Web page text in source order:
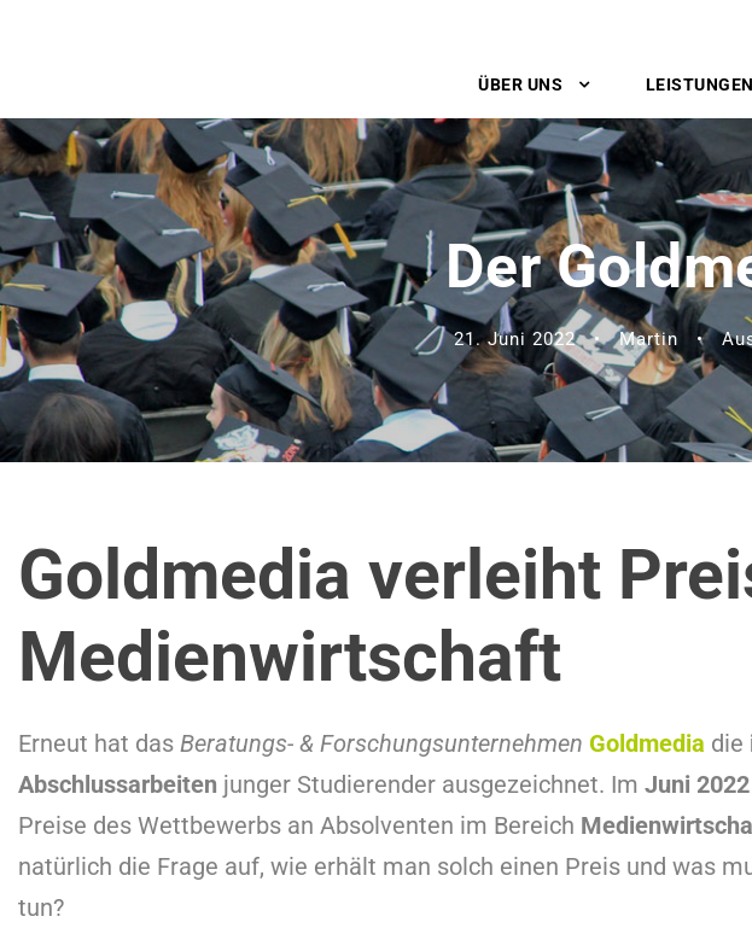
ÜBER UNS LEISTUNGEN
Der
21. Juni 2022 • Martin •
Goldmedia verleiht
Medienwirtschaft
Erneut hat das Beratungs- & Forschungsunternehmen Goldmedia die
Abschlussarbeiten junger Studierender ausgezeichnet. Im Juni 2022
Preise des Wettbewerbs an Absolventen im Bereich
natürlich die Frage auf, wie erhält man solch einen Preis und was
tun?